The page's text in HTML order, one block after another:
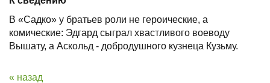
В «Садко» у братьев роли не героические, а
комические: Эдгард сыграл хвастливого воеводу
Вышату, а Аскольд - добродушного кузнеца Кузьму.
« назад